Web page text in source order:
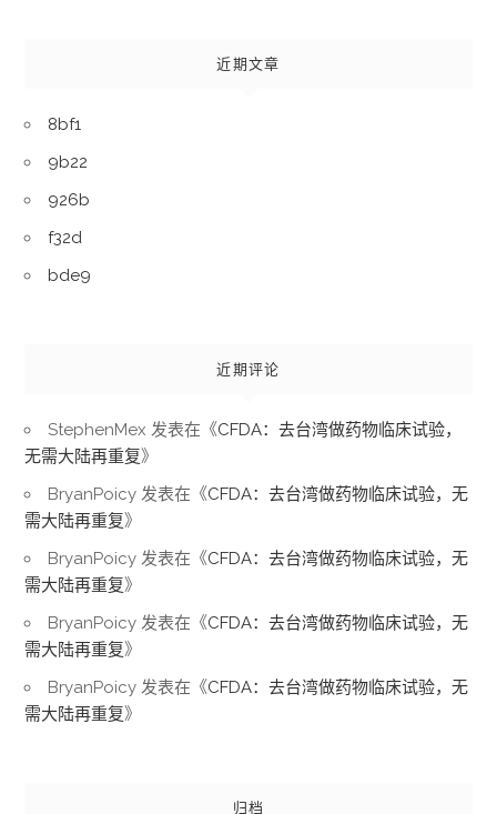
近期文章
8bf1
9b22
926b
f32d
bde9
近期评论
StephenMex 发表在《CFDA：去台湾做药物临床试验，
无需大陆再重复》
BryanPoicy 发表在《CFDA：去台湾做药物临床试验，无
需大陆再重复》
BryanPoicy 发表在《CFDA：去台湾做药物临床试验，无
需大陆再重复》
BryanPoicy 发表在《CFDA：去台湾做药物临床试验，无
需大陆再重复》
BryanPoicy 发表在《CFDA：去台湾做药物临床试验，无
需大陆再重复》
归档